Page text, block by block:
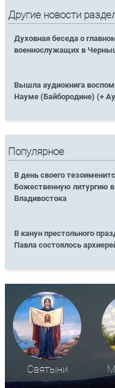
Другие новости
Духовная беседа о
военнослужащих в
Вышла аудиокнига
Науме (Байбородине) (+
Популярное
В день своего
Божественную литургию
Владивостока
В канун престольного
Павла состоялось
Святыни